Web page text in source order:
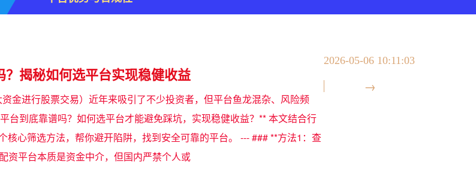
？揭秘如何选平台实现稳健收益
2026-05-06 10:11:03
金进行股票交易）近年来吸引了不少投资者，但平台鱼龙混杂、风险频
台到底靠谱吗？如何选平台才能避免踩坑，实现稳健收益？** 本文结合行
核心筛选方法，帮你避开陷阱，找到安全可靠的平台。 --- ### **方法1：查
资平台本质是资金中介，但国内严禁个人或